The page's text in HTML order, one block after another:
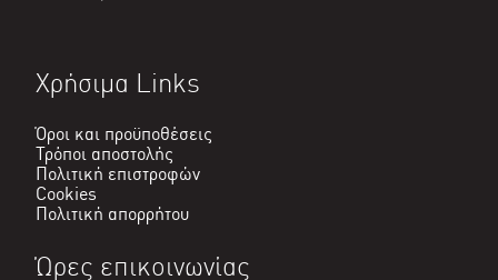
Χρήσιμα Links
Όροι και προϋποθέσεις
Τρόποι αποστολής
Πολιτική επιστροφών
Cookies
Πολιτική απορρήτου
Ώρες επικοινωνίας